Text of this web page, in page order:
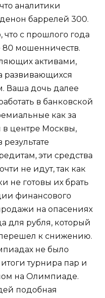
аналитики
баррелей 300.
что с прошлого года
80 мошенничеств.
активами,
развивающихся
Ваша дочь далее
в банковской
как за
в центре Москвы,
эти средства
не идут, так как
не готовы их брать
финансового
на опасениях
для рубля, который
к снижению.
не было
турнира пар и
на Олимпиаде.
подобная